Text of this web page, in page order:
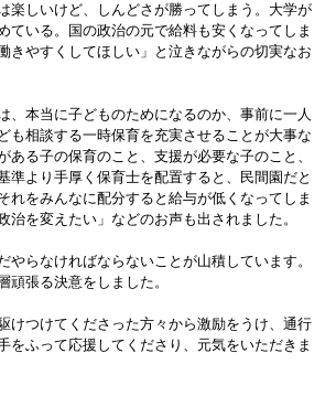
楽しいけど、しんどさが勝ってしまう。大学が
ている。国の政治の元で給料も安くなってしま
きやすくしてほしい」と泣きながらの切実なお
、本当に子どものためになるのか、事前に一人
も相談する一時保育を充実させることが大事な
ある子の保育のこと、支援が必要な子のこと、
準より手厚く保育士を配置すると、民間園だと
れをみんなに配分すると給与が低くなってしま
治を変えたい」などのお声も出されました。
やらなければならないことが山積しています。
頑張る決意をしました。
けつけてくださった方々から激励をうけ、通行
をふって応援してくださり、元気をいただきま